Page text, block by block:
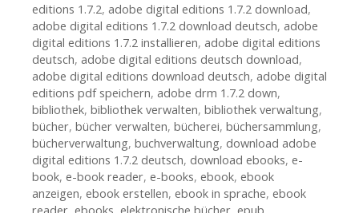
editions 1.7.2, adobe digital editions 1.7.2 download,
adobe digital editions 1.7.2 download deutsch, adobe
digital editions 1.7.2 installieren, adobe digital editions
deutsch, adobe digital editions deutsch download,
adobe digital editions download deutsch, adobe digital
editions pdf speichern, adobe drm 1.7.2 down,
bibliothek, bibliothek verwalten, bibliothek verwaltung,
bücher, bücher verwalten, bücherei, büchersammlung,
bücherverwaltung, buchverwaltung, download adobe
digital editions 1.7.2 deutsch, download ebooks, e-
book, e-book reader, e-books, ebook, ebook
anzeigen, ebook erstellen, ebook in sprache, ebook